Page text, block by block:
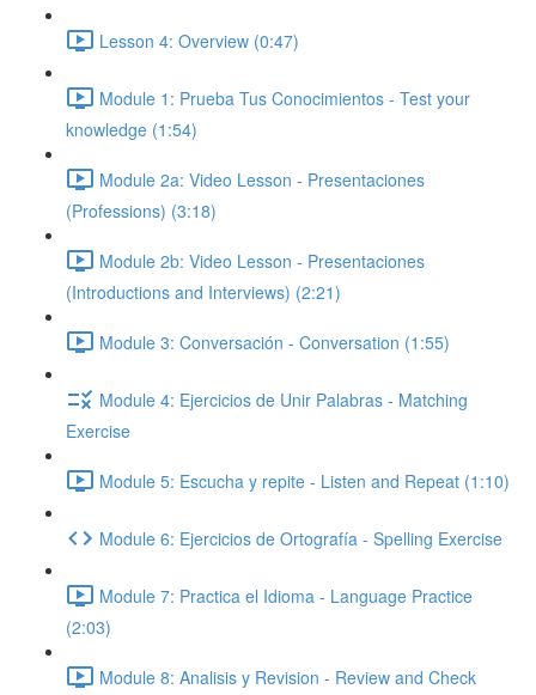
Lesson 4: Overview (0:47)
Module 1: Prueba Tus Conocimientos - Test your
knowledge (1:54)
Module 2a: Video Lesson - Presentaciones
(Professions) (3:18)
Module 2b: Video Lesson - Presentaciones
(Introductions and Interviews) (2:21)
Module 3: Conversación - Conversation (1:55)
Module 4: Ejercicios de Unir Palabras - Matching
Exercise
Module 5: Escucha y repite - Listen and Repeat (1:10)
Module 6: Ejercicios de Ortografía - Spelling Exercise
Module 7: Practica el Idioma - Language Practice
(2:03)
Module 8: Analisis y Revision - Review and Check